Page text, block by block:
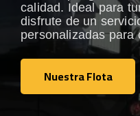
calidad. Ideal para
disfrute de un
personalizadas para
Nuestra Flota
Nuestra Flota